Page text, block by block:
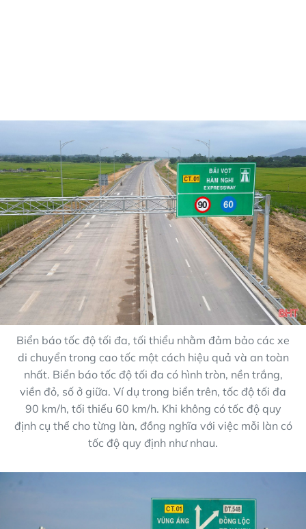
Biển báo tốc độ tối đa, tối thiểu nhằm đảm bảo các xe
di chuyển trong cao tốc một cách hiệu quả và an toàn
nhất. Biển báo tốc độ tối đa có hình tròn, nền trắng,
viền đỏ, số ở giữa. Ví dụ trong biển trên, tốc độ tối đa
90 km/h, tối thiểu 60 km/h. Khi không có tốc độ quy
định cụ thể cho từng làn, đồng nghĩa với việc mỗi làn có
tốc độ quy định như nhau.